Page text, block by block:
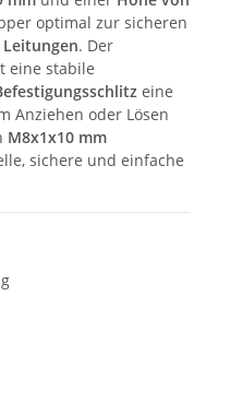
optimal zur sicheren
Leitungen. Der
eine stabile
eine
Anziehen oder Lösen
M8x1x10 mm
sichere und einfache